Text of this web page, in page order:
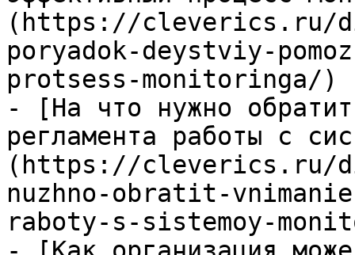
(https://cleverics.ru/
poryadok-deystviy-
protsess-monitoringa/)
- [На что нужно
регламента работы с
(https://cleverics.ru/
nuzhno-obratit-
raboty-s-sistemoy-